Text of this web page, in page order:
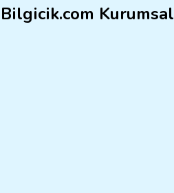
Bilgicik.com Kurumsal